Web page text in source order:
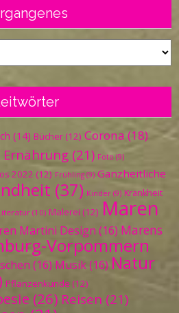
(14) Bücher (12) Corona (18)
Ernährung (21) Foto (9)
2022 (12) Frühling (9) Ganzheitliche
(37) Kinder (9) Krankheit
(10) Malerei (12) Maren
Martini Design (16) Marens
Vorpommern
(16) Musik(16) Natur
Pflanzenkunde (12)
(26) Reisen (21)